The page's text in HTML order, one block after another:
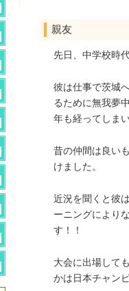
親友
先日、中学校時
彼は仕事で茨城
るために無我夢
年も経ってしま
昔の仲間は良い
けました。
近況を聞くと彼
ーニングにより
す！！
大会に出場して
かは日本チャン